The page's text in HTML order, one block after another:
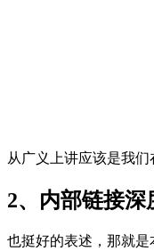
从广义上讲应该是我
2、内部链接深
也挺好的表述，那就